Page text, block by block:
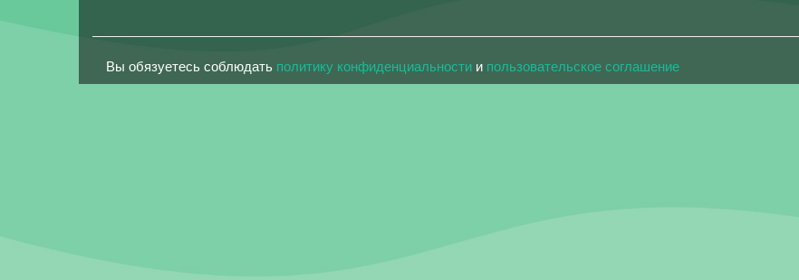
Вы обязуетесь соблюдать политику конфиденциальности и пользовательское соглашение